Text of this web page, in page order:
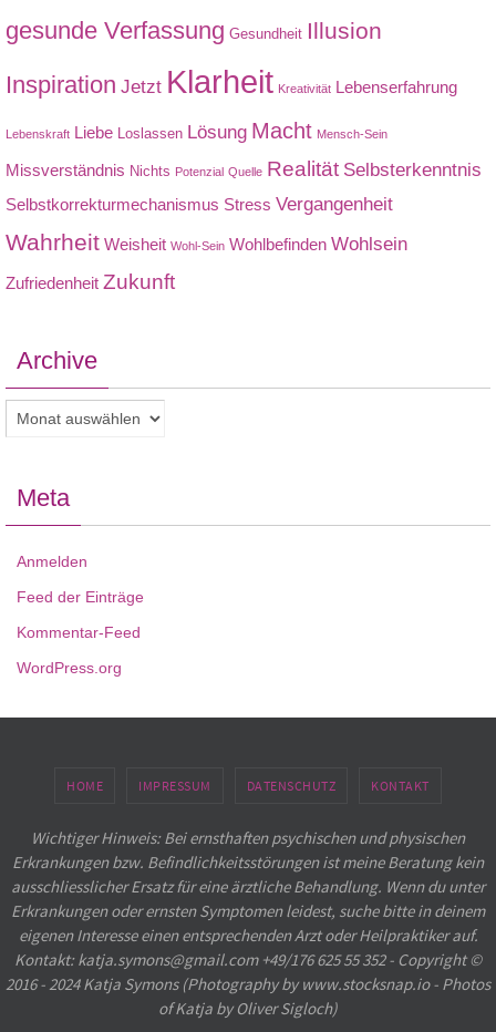
gesunde Verfassung Gesundheit Illusion
Inspiration Jetzt Klarheit Kreativität Lebenserfahrung
Lebenskraft Liebe Loslassen Lösung Macht Mensch-Sein
Missverständnis Nichts Potenzial Quelle Realität Selbsterkenntnis
Selbstkorrekturmechanismus Stress Vergangenheit
Wahrheit Weisheit Wohl-Sein Wohlbefinden Wohlsein
Zufriedenheit Zukunft
Archive
Archive
Meta
Anmelden
Feed der Einträge
Kommentar-Feed
WordPress.org
HOME IMPRESSUM DATENSCHUTZ KONTAKT
Wichtiger Hinweis: Bei ernsthaften psychischen und physischen
Erkrankungen bzw. Befindlichkeitsstörungen ist meine Beratung kein
ausschliesslicher Ersatz für eine ärztliche Behandlung. Wenn du unter
Erkrankungen oder ernsten Symptomen leidest, suche bitte in deinem
eigenen Interesse einen entsprechenden Arzt oder Heilpraktiker auf.
Kontakt: katja.symons@gmail.com +49/176 625 55 352 - Copyright ©
2016 - 2024 Katja Symons (Photography by www.stocksnap.io - Photos
of Katja by Oliver Sigloch)